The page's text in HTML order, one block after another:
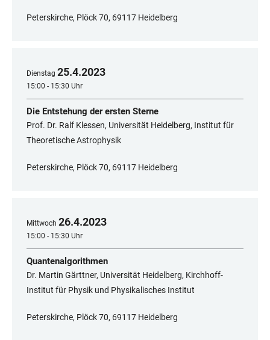
Peterskirche, Plöck 70, 69117 Heidelberg
Dienstag 25.4.2023
15:00 - 15:30 Uhr
Die Entstehung der ersten Sterne
Prof. Dr. Ralf Klessen, Universität Heidelberg, Institut für
Theoretische Astrophysik
Peterskirche, Plöck 70, 69117 Heidelberg
Mittwoch 26.4.2023
15:00 - 15:30 Uhr
Quantenalgorithmen
Dr. Martin Gärttner, Universität Heidelberg, Kirchhoff-
Institut für Physik und Physikalisches Institut
Peterskirche, Plöck 70, 69117 Heidelberg